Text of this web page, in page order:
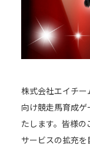
株式会社エイチ
向け競走馬育成
たします。皆様
サービスの拡充を